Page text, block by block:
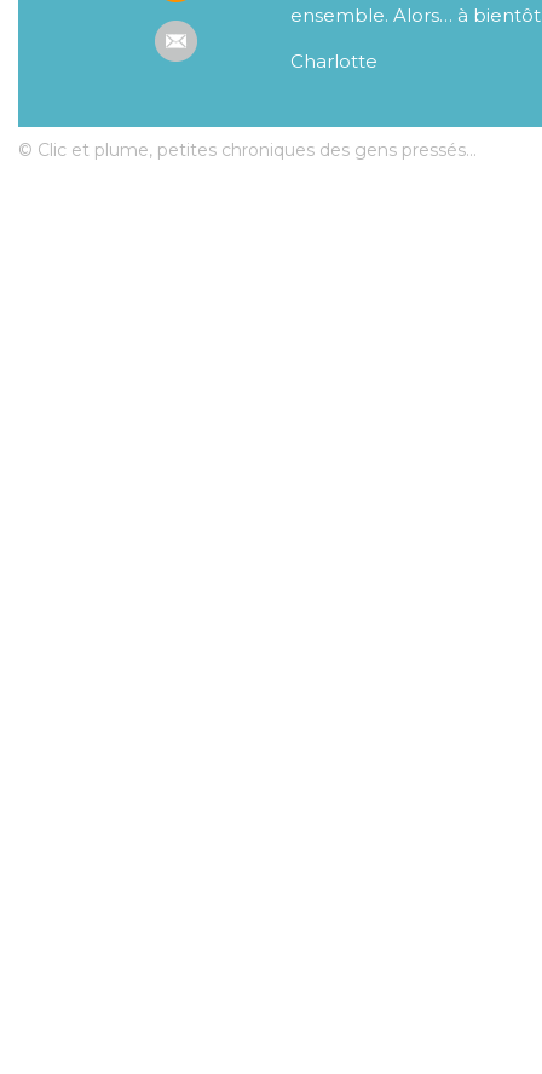
ensemble. Alors… à bientôt
Charlotte
© Clic et plume, petites chroniques des gens pressés...